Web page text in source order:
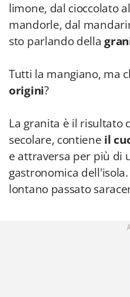
limone, dal cioccolato
mandorle, dal
sto parlando della
Tutti la mangiano, ma
origini?
La granita è il risultato
secolare, contiene il
e attraversa per più di
gastronomica
lontano passato